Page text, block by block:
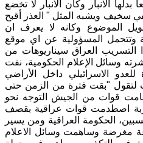
الانبار وكأن الانبار لا تخضع
سخيف ويشبه المثل " العذر أقبح
الموضوع وكانه لا يعرف ان
وتتحمل المسؤولية عن اي موقع
العراق سيناريوهات من
وسائل الإعلام الحكومية، نفت
الاسرائيلي داخل الأراضي
لتقول "بقت فترة من الزمن حتى
قوات من الجيش التوجه نحو
اصطدمت قوات عراقية بقصف
الحكومة العراقية ومن يسير
مغرضة وساهمت وسائل الاعلام